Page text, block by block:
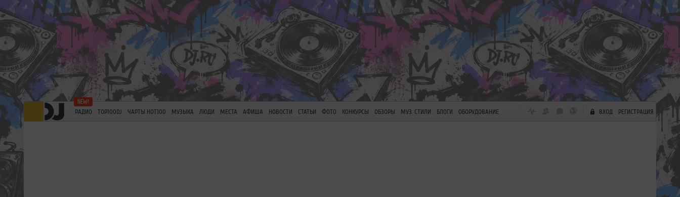
РАДИО TOP100DJ ЧАРТЫ HOT100 МУЗЫКА ЛЮДИ МЕСТА АФИША НОВОСТИ СТАТЬИ ФОТО КОНКУРСЫ ОБЗОРЫ МУЗ. СТИЛИ БЛОГИ ОБОРУДОВАНИЕ ВХОД РЕГИСТРАЦИЯ